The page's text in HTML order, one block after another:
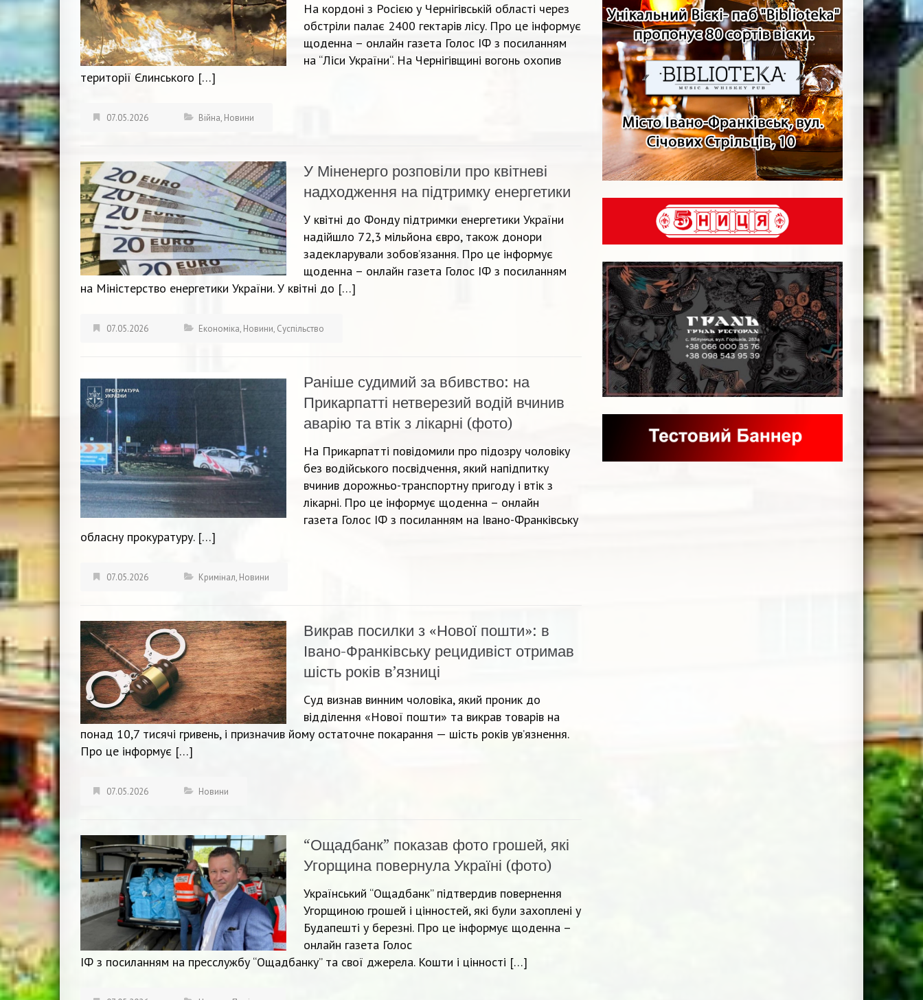
На кордоні з Росією у Чернігівській області через
обстріли палає 2400 гектарів лісу. Про це інформує
щоденна – онлайн газета Голос ІФ з посиланням
на “Ліси України“. На Чернігівщині вогонь охопив
території Єлинського […]
07.05.2026 Війна, Новини
У Міненерго розповіли про квітневі
надходження на підтримку енергетики
У квітні до Фонду підтримки енергетики України
надійшло 72,3 мільйона євро, також донори
задекларували зобов’язання. Про це інформує
щоденна – онлайн газета Голос ІФ з посиланням
на Міністерство енергетики України. У квітні до […]
07.05.2026 Економіка, Новини, Суспільство
Раніше судимий за вбивство: на
Прикарпатті нетверезий водій вчинив
аварію та втік з лікарні (фото)
На Прикарпатті повідомили про підозру чоловіку
без водійського посвідчення, який напідпитку
вчинив дорожньо-транспортну пригоду і втік з
лікарні. Про це інформує щоденна – онлайн
газета Голос ІФ з посиланням на Івано-Франківську
обласну прокуратуру. […]
07.05.2026 Кримінал, Новини
Викрав посилки з «Нової пошти»: в
Івано-Франківську рецидивіст отримав
шість років в’язниці
Суд визнав винним чоловіка, який проник до
відділення «Нової пошти» та викрав товарів на
понад 10,7 тисячі гривень, і призначив йому остаточне покарання — шість років ув’язнення.
Про це інформує […]
07.05.2026 Новини
“Ощадбанк” показав фото грошей, які
Угорщина повернула Україні (фото)
Український “Ощадбанк” підтвердив повернення
Угорщиною грошей і цінностей, які були захоплені у
Будапешті у березні. Про це інформує щоденна –
онлайн газета Голос
ІФ з посиланням на пресслужбу “Ощадбанку” та свої джерела. Кошти і цінності […]